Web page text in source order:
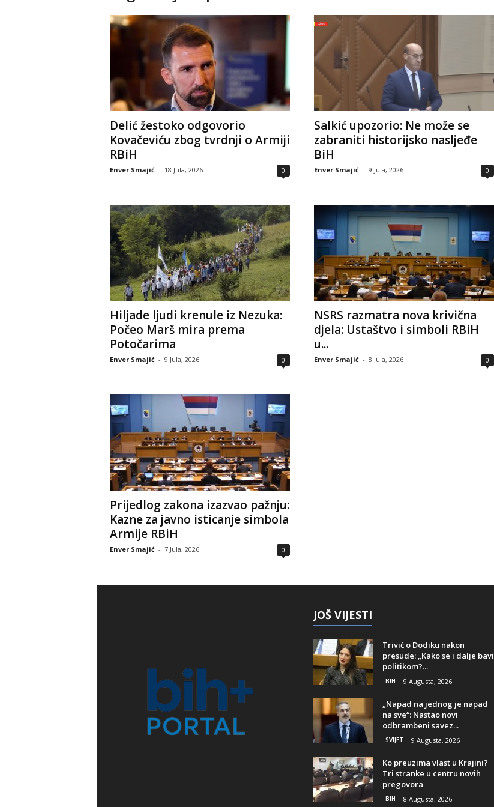
Delić žestoko odgovorio
Kovačeviću zbog tvrdnji o Armiji
RBiH
Enver Smajić - 18 Jula, 2026 0
Salkić upozorio: Ne može se
zabraniti historijsko nasljeđe
BiH
Enver Smajić - 9 Jula, 2026 0
Hiljade ljudi krenule iz Nezuka:
Počeo Marš mira prema
Potočarima
Enver Smajić - 9 Jula, 2026 0
NSRS razmatra nova krivična
djela: Ustaštvo i simboli RBiH
u...
Enver Smajić - 8 Jula, 2026 0
Prijedlog zakona izazvao pažnju:
Kazne za javno isticanje simbola
Armije RBiH
Enver Smajić - 7 Jula, 2026 0
JOŠ VIJESTI
Trivić o Dodiku nakon
presude: „Kako se i dalje bavi
politikom?...
BIH 9 Augusta, 2026
„Napad na jednog je napad
na sve“: Nastao novi
odbrambeni savez...
SVIJET 9 Augusta, 2026
Ko preuzima vlast u Krajini?
Tri stranke u centru novih
pregovora
BIH 8 Augusta, 2026